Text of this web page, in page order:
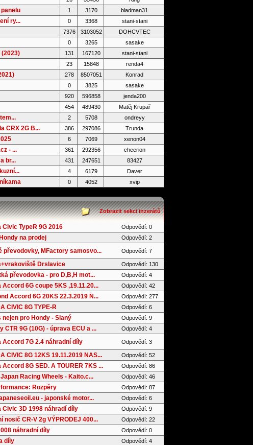
1 3170 bladman31
ry... 0 3368 stani-stani
7376 3103052 DOHCVTEC
0 3265 sasake
(2023) 131 167120 stani-stani
23 15848 renda4
278 8507051 Konrad
0 3825 sasake
920 596858 jenda200
454 489430 Matěj Krupař
2 5708 ondreyy
CRX 2G B... 386 297086 Trunda
6 7069 xenon04
- ... 361 292356 cheerion
br... 431 247651 83427
4 6179 Daver
0 4052 xvip
Zobrazit sekci inzerátů
Civic TypeR 9G 2016 Odpovědí: 0
na prodej Odpovědí: 2
převodovky, MFactory samosvo... Odpovědí: 7
Drslavice Odpovědí: 130
převodovka - pro D,B,H mot... Odpovědí: 4
Accord 6G coupe 5KS ,19.11.20... Odpovědí: 42
Accord 6G 20KS 22.3.2019 N... Odpovědí: 277
CIVIC 8G TYPE-R Odpovědí: 6
nejen pro Hondy - Slaný Odpovědí: 9
CTR 9G (10G) - úprava ECU a ... Odpovědí: 4
Accord 7G 2.4 náhradní díly Odpovědí: 3
CIVIC 8G 12KS 19.11.2019 NAS... Odpovědí: 52
Accord 8G SED. A TOURER 7KS ... Odpovědí: 86
Racing Wheels - Kaito.c... Odpovědí: 46
Rozpěry Odpovědí: 87
- japonské motor... Odpovědí: 6
Civic 3D 1998 náhradí díly Odpovědí: 9
nosič CR-V 2g VÝPRODEJ 400... Odpovědí: 22
náhradní díly Odpovědí: 0
díly Odpovědí: 4